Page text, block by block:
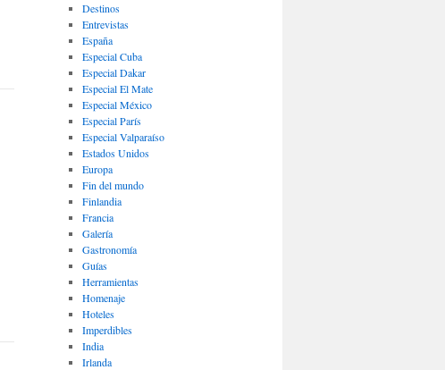
Destinos
Entrevistas
España
Especial Cuba
Especial Dakar
Especial El Mate
Especial México
Especial París
Especial Valparaíso
Estados Unidos
Europa
Fin del mundo
Finlandia
Francia
Galería
Gastronomí­a
Guías
Herramientas
Homenaje
Hoteles
Imperdibles
India
Irlanda